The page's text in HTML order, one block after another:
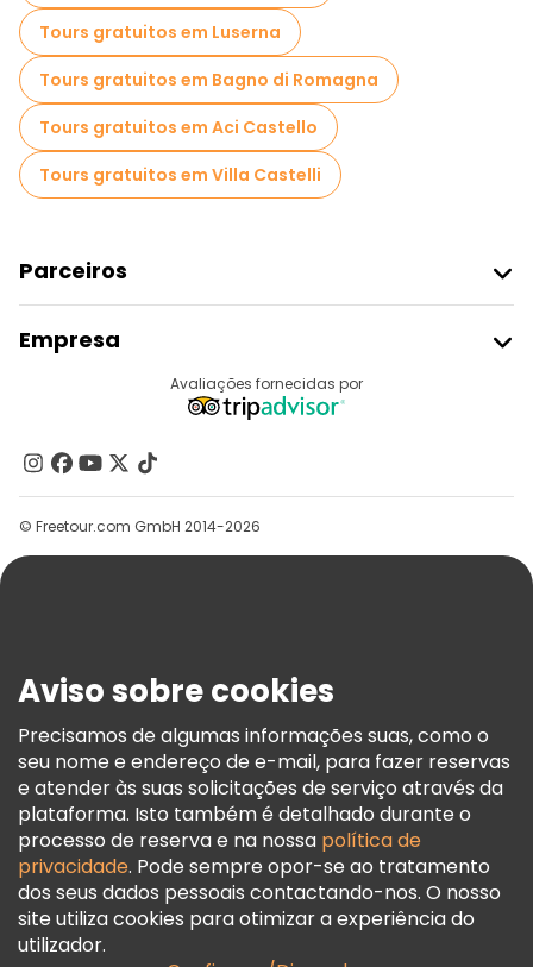
Tours gratuitos em Luserna
Tours gratuitos em Bagno di Romagna
Tours gratuitos em Aci Castello
Tours gratuitos em Villa Castelli
Parceiros
Registo Do Fornecedor
Programa De Afiliados
Empresa
Contacte-Nos
Grupos
Ajuda
Termos E Informações Legais
Política De Cookies
Freetour Prémios
Programa De Fidelidade
Avaliações fornecidas por
© Freetour.com GmbH 2014-2026
Aviso sobre cookies
Precisamos de algumas informações suas, como o
seu nome e endereço de e-mail, para fazer reservas
e atender às suas solicitações de serviço através da
plataforma. Isto também é detalhado durante o
processo de reserva e na nossa política de
privacidade. Pode sempre opor-se ao tratamento
dos seus dados pessoais contactando-nos. O nosso
site utiliza cookies para otimizar a experiência do
utilizador.